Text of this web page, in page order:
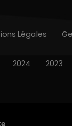
Légales
2024 2023